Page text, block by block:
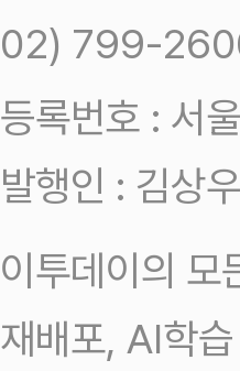
02) 799-
등록번호 : 서
발행인 : 김상
이투데이의 모
재배포, AI학